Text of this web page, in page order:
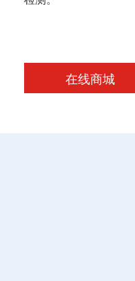
在线商城